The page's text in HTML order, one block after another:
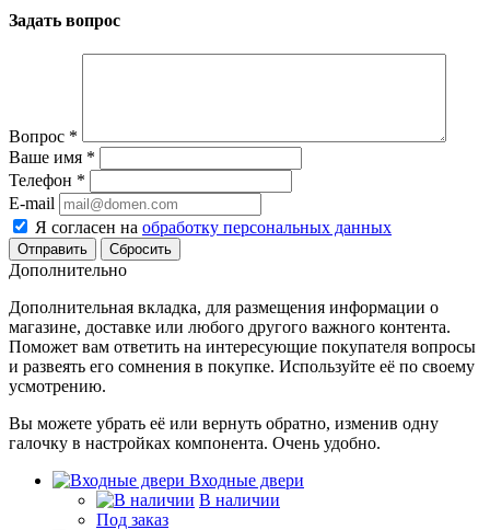
Задать вопрос
Вопрос *
Ваше имя *
Телефон *
E-mail
Я согласен на обработку персональных данных
Сбросить
Дополнительно
Дополнительная вкладка, для размещения информации о
магазине, доставке или любого другого важного контента.
Поможет вам ответить на интересующие покупателя вопросы
и развеять его сомнения в покупке. Используйте её по своему
усмотрению.
Вы можете убрать её или вернуть обратно, изменив одну
галочку в настройках компонента. Очень удобно.
Входные двери
В наличии
Под заказ